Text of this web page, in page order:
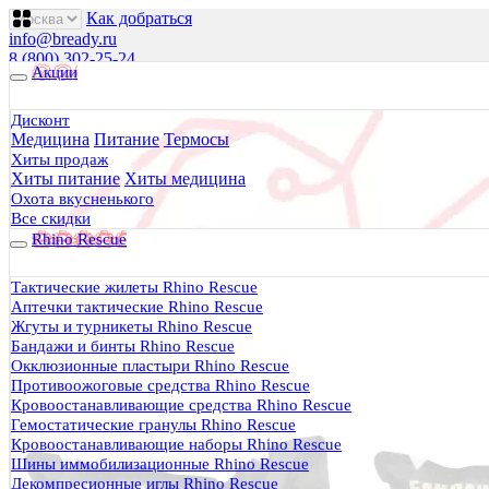
Как добраться
info@bready.ru
8 (800) 302-25-24
Пн 0900- 18
Будь Готов
Магазин походного снаряжения
все для туризма, охоты, рыбалки
Каталог
Акции
Дисконт
Медицина Питание Термосы
Хиты продаж
Хиты питание Хиты медицина
Охота вкусненького
Все скидки
Rhino Rescue
Тактические жилеты Rhino Rescue
Аптечки тактические Rhino Rescue
Жгуты и турникеты Rhino Rescue
Бандажи и бинты Rhino Rescue
Окклюзионные пластыри Rhino Rescue
Противоожоговые средства Rhino Rescue
Кровоостанавливающие средства Rhino Rescue
Гемостатические гранулы Rhino Rescue
Кровоостанавливающие наборы Rhino Rescue
Шины иммобилизационные Rhino Rescue
Декомпресионные иглы Rhino Rescue
0 руб.
0
0
Тактическая медицина
Еда в дорогу